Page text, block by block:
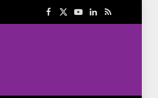
Facebook
X
YouTube
LinkedIn
RSS